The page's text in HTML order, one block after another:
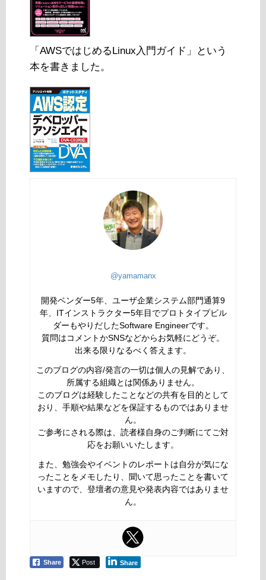
「AWSではじめるLinux入門ガイド」という
本を書きました。
@yamamanx
開発ベンダー5年、ユーザ企業システム部門通算9
年、ITインストラクター5年目でプロトタイプビル
ダーもやりだしたSoftware Engineerです。
質問はコメントかSNSなどからお気軽にどうぞ。
出来る限りなるべく答えます。
このブログの内容/発言の一切は個人の見解であり、
所属する組織とは関係ありません。
このブログは経験したことなどの共有を目的として
おり、手順や結果などを保証するものではありませ
ん。
ご参考にされる際は、読者様自身のご判断にてご対
応をお願いいたします。
また、勉強会やイベントのレポートは自分が気にな
ったことをメモしたり、聞いて思ったことを書いて
いますので、登壇者の意見や発表内容ではありませ
ん。
Share Post Share